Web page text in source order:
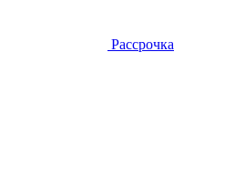
Рассрочка